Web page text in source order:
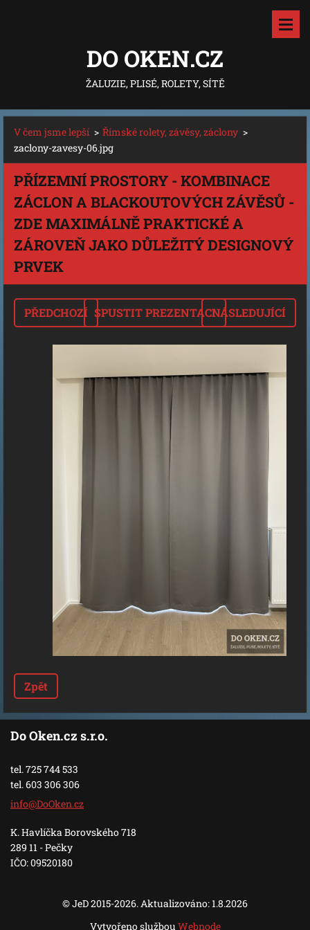
DO OKEN.CZ
ŽALUZIE, PLISÉ, ROLETY, SÍTĚ
V čem jsme lepší > Římské rolety, závěsy, záclony >
zaclony-zavesy-06.jpg
PŘÍZEMNÍ PROSTORY - KOMBINACE
ZÁCLON A BLACKOUTOVÝCH ZÁVĚSŮ -
ZDE MAXIMÁLNĚ PRAKTICKÉ A
ZÁROVEŇ JAKO DŮLEŽITÝ DESIGNOVÝ
PRVEK
PŘEDCHOZÍ SPUSTIT PREZENTACINÁSLEDUJÍCÍ
Zpět
Do Oken.cz s.r.o.
tel. 725 744 533
tel. 603 306 306
info@DoOken.cz
K. Havlíčka Borovského 718
289 11 - Pečky
IČO: 09520180
© JeD 2015-2026. Aktualizováno: 1.8.2026
Vytvořeno službou Webnode